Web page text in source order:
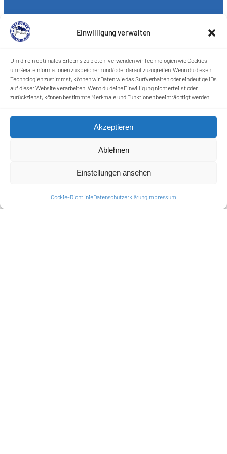
Einwilligung verwalten
Um dir ein optimales Erlebnis zu bieten, verwenden wir Technologien wie Cookies,
um Geräteinformationen zu speichern und/oder darauf zuzugreifen. Wenn du diesen
Technologien zustimmst, können wir Daten wie das Surfverhalten oder eindeutige IDs
auf dieser Website verarbeiten. Wenn du deine Einwilligung nicht erteilst oder
zurückziehst, können bestimmte Merkmale und Funktionen beeinträchtigt werden.
Akzeptieren
Ablehnen
Einstellungen ansehen
Cookie-RichtlinieDatenschutzerklärungImpressum
Sei ein Teil des Ganzen!
Cookie-Richtlinie (EU)